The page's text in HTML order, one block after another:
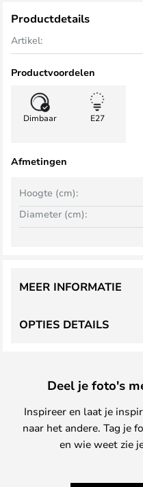
Productdetails
Artikel:
Productvoordelen
Dimbaar E27
Afmetingen
Hoogte (cm):
Diameter (cm):
OPTIES DETAILS
MEER INFORMATIE
Deel je foto's
Inspireer en laat je
naar het andere. Tag je
en wie weet zie